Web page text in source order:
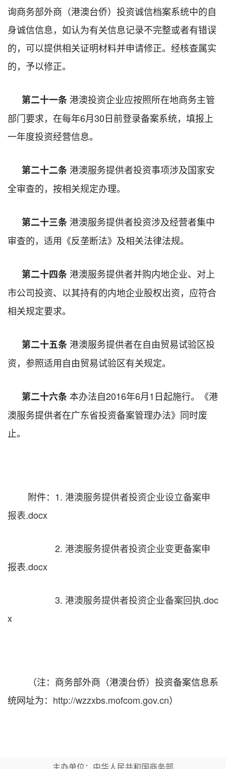
询商务部外商（港澳台侨）投资诚信档案系统中的自
身诚信信息，如认为有关信息记录不完整或者有错误
的，可以提供相关证明材料并申请修正。经核查属实
的，予以修正。
第二十一条港澳投资企业应按照所在地商务主管
部门要求，在每年6月30日前登录备案系统，填报上
一年度投资经营信息。
第二十二条港澳服务提供者投资事项涉及国家安
全审查的，按相关规定办理。
第二十三条港澳服务提供者投资涉及经营者集中
审查的，适用《反垄断法》及相关法律法规。
第二十四条港澳服务提供者并购内地企业、对上
市公司投资、以其持有的内地企业股权出资，应符合
相关规定要求。
第二十五条港澳服务提供者在自由贸易试验区投
资，参照适用自由贸易试验区有关规定。
第二十六条本办法自2016年6月1日起施行。《港
澳服务提供者在广东省投资备案管理办法》同时废
止。
附件： 1. 港澳服务提供者投资企业设立备案申
报表.docx
2. 港澳服务提供者投资企业变更备案申
报表.docx
3. 港澳服务提供者投资企业备案回执.doc
x
（注：商务部外商（港澳台侨）投资备案信息系
统网址为： http://wzzxbs.mofcom.gov.cn）
主办单位：中华人民共和国商务部